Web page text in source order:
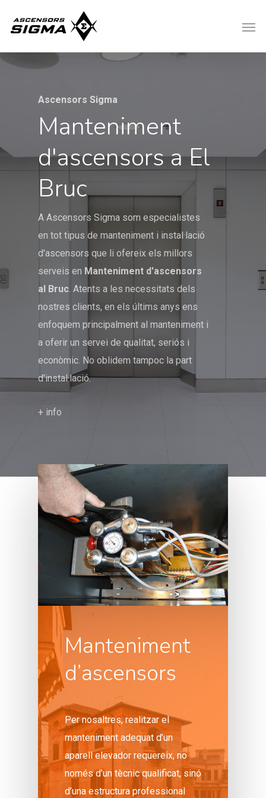
Ascensors Sigma
Manteniment
d'ascensors a El
Bruc
A Ascensors Sigma som especialistes
en tot tipus de manteniment i instal·lació
d'ascensors que li ofereix els millors
serveis en Manteniment d'ascensors
al Bruc. Atents a les necessitats dels
nostres clients, en els últims anys ens
enfoquem principalment al manteniment i
a oferir un servei de qualitat, seriós i
econòmic. No oblidem tampoc la part
d'instal·lació.
+ info
Manteniment
d’ascensors
Per nosaltres, realitzar el
manteniment adequat d’un
aparell elevador requereix, no
només d’un tècnic qualificat, sinó
d’una estructura professional